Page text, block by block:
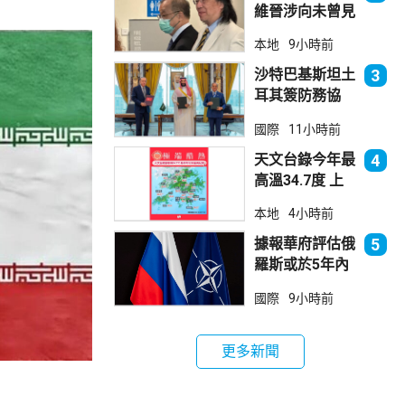
維晉涉向未曾見
委會繼續聆訊
本地 9小時前
沙特巴基斯坦土
耳其簽防務協
林團結
3
國際 11小時前
天文台錄今年最
高溫34.7度 上
4
本地 4小時前
據報華府評估俄
羅斯或於5年內
北約集體防禦
5
國際 9小時前
更多新聞